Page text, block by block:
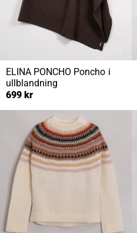
ELINA PONCHO Poncho i
ullblandning
699 kr